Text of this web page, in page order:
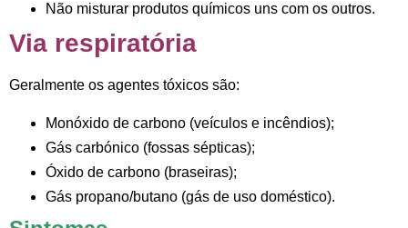
Não misturar produtos químicos uns com os outros.
Via respiratória
Geralmente os agentes tóxicos são:
Monóxido de carbono (veículos e incêndios);
Gás carbónico (fossas sépticas);
Óxido de carbono (braseiras);
Gás propano/butano (gás de uso doméstico).